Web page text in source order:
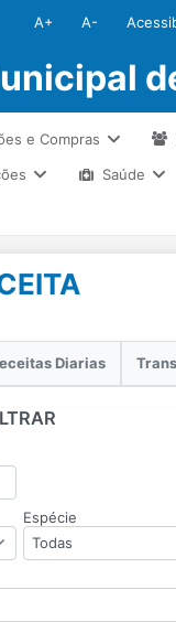
A+ A-
e Compras
Saúde
Diarias
Espécie
Todas